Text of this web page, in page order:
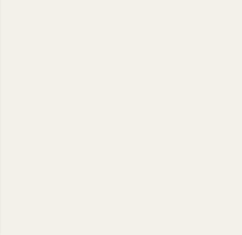
ボ】